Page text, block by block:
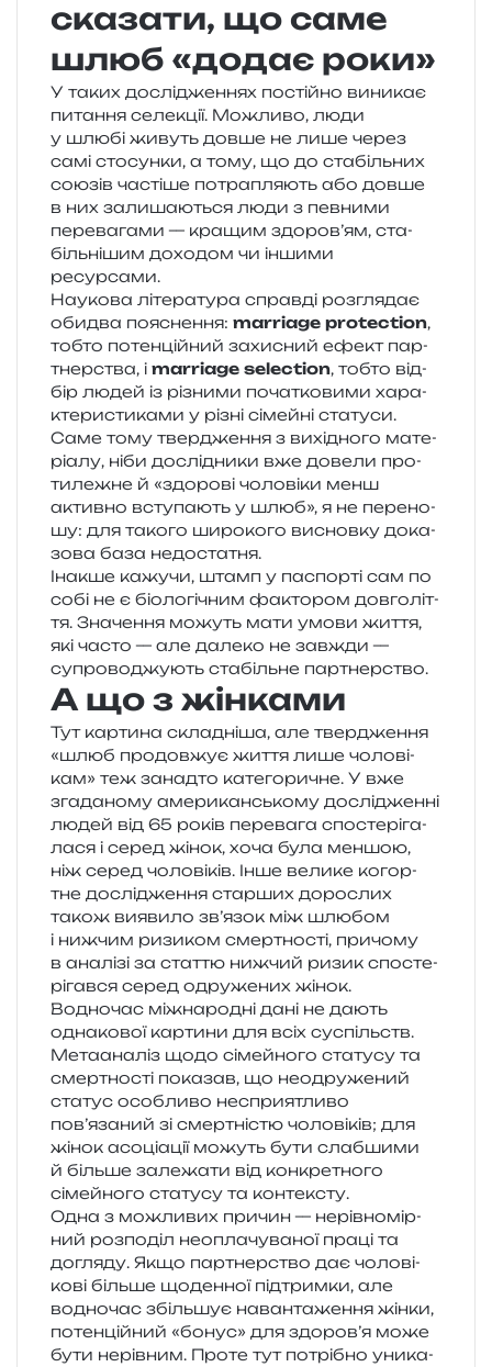
сказати, що саме
шлюб «додає роки»
У таких дослі­дже­н­нях постій­но вини­кає
пита­н­ня селе­кції. Можливо, люди
у шлюбі живуть довше не лише через
самі сто­сун­ки, а тому, що до ста­біль­них
сою­зів часті­ше потра­пля­ють або довше
в них зали­ша­ю­ться люди з пев­ни­ми
пере­ва­га­ми — кра­щим здоров’ям, ста­
біль­ні­шим дохо­дом чи інши­ми
ресурсами.
Наукова літе­ра­ту­ра справ­ді роз­гля­дає
оби­два поясне­н­ня: marriage protection,
тобто потен­цій­ний захи­сний ефект пар­
тнер­ства, і marriage selection, тобто від­
бір людей із різни­ми поча­тко­ви­ми хара­
кте­ри­сти­ка­ми у різні сімей­ні ста­ту­си.
Саме тому твер­дже­н­ня з вихі­дно­го мате­
рі­а­лу, ніби дослі­дни­ки вже дове­ли про­
ти­ле­жне й «здо­ро­ві чоло­ві­ки менш
актив­но всту­па­ють у шлюб», я не пере­но­
шу: для тако­го широ­ко­го виснов­ку дока­
зо­ва база недостатня.
Інакше кажу­чи, штамп у паспор­ті сам по
собі не є біо­ло­гі­чним факто­ром дов­го­лі­т­
тя. Значення можуть мати умови життя,
які часто — але дале­ко не зав­жди —
супро­во­джу­ють ста­біль­не партнерство.
А що з жінками
Тут кар­ти­на скла­дні­ша, але твер­дже­н­ня
«шлюб про­дов­жує життя лише чоло­ві­
кам» теж занад­то кате­го­ри­чне. У вже
зга­да­но­му аме­ри­кан­сько­му дослі­джен­ні
людей від 65 років пере­ва­га спо­сте­рі­га­
ла­ся і серед жінок, хоча була мен­шою,
ніж серед чоло­ві­ків. Інше вели­ке когор­
тне дослі­дже­н­ня стар­ших доро­слих
також вияви­ло зв’язок між шлю­бом
і ниж­чим ризи­ком смер­тно­сті, при­чо­му
в ана­лі­зі за ста­т­тю ниж­чий ризик спо­сте­
рі­гав­ся серед одру­же­них жінок.
Водночас між­на­ро­дні дані не дають
одна­ко­вої кар­ти­ни для всіх суспільств.
Метааналіз щодо сімей­но­го ста­ту­су та
смер­тно­сті пока­зав, що нео­дру­же­ний
ста­тус осо­бли­во неспри­я­тли­во
пов’язаний зі смер­тні­стю чоло­ві­ків; для
жінок асо­ці­а­ції можуть бути слаб­ши­ми
й біль­ше зале­жа­ти від кон­кре­тно­го
сімей­но­го ста­ту­су та контексту.
Одна з можли­вих при­чин — нерів­но­мір­
ний роз­по­діл неопла­чу­ва­ної праці та
догля­ду. Якщо пар­тнер­ство дає чоло­ві­
ко­ві біль­ше щоден­ної під­трим­ки, але
водно­час збіль­шує наван­та­же­н­ня жінки,
потен­цій­ний «бонус» для здоров’я може
бути нерів­ним. Проте тут потрі­бно уни­ка­